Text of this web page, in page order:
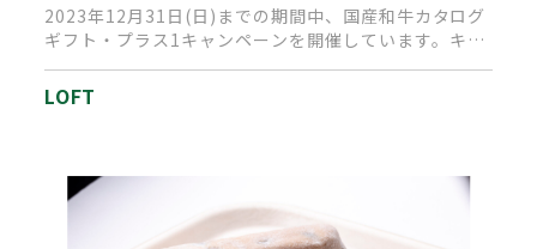
2023年12月31日(日)までの期間中、国産和牛カタログ
ギフト・プラス1キャンペーンを開催しています。キャ
LOFT